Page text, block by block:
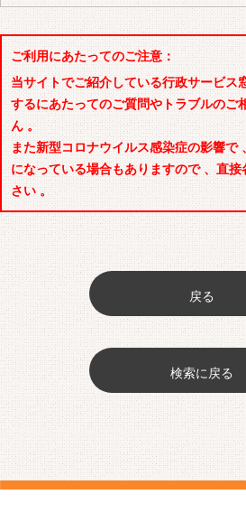
ご利用にあたってのご注意：
当サイトでご紹介している行政サービス
するにあたってのご質問やトラブルのご
ん 。
また新型コロナウイルス感染症の影響で
になっている場合もありますので 、直
さい 。
戻る
検索に戻る